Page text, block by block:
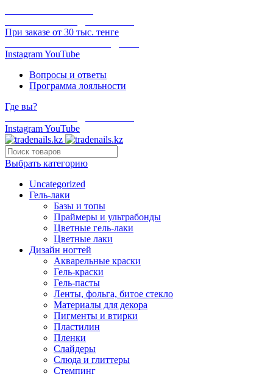
При заказе от 30 тыс. тенге
InstagramYouTube
Вопросы и ответы
Программа лояльности
Где вы?
InstagramYouTube
Выбрать категорию
Uncategorized
Гель-лаки
Базы и топы
Праймеры и ультрабонды
Цветные гель-лаки
Цветные лаки
Дизайн ногтей
Акварельные краски
Гель-краски
Гель-пасты
Ленты, фольга, битое стекло
Материалы для декора
Пигменты и втирки
Пластилин
Пленки
Слайдеры
Слюда и глиттеры
Стемпинг